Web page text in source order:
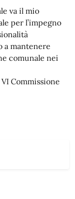
va il mio
per l’impegno
a mantenere
comunale nei
Commissione